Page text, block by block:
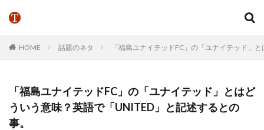
HOME 話題のネタ 「福島ユナイテッドFC」の「ユナイテッド」
「福島ユナイテッドFC」の「ユナイテッド」とはど
ういう意味？英語で「UNITED」と記述するとの
事。